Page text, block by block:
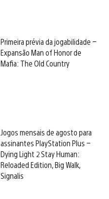
Primeira prévia da jogabilidade –
Expansão Man of Honor de
Mafia: The Old Country
Jogos mensais de agosto para
assinantes PlayStation Plus –
Dying Light 2 Stay Human:
Reloaded Edition, Big Walk,
Signalis